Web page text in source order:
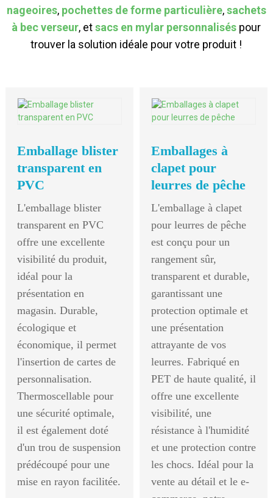
nageoires, pochettes de forme particulière,sachets
à bec verseur, etsacs en mylar personnalisés pour
trouver la solution idéale pour votre produit !
Emballage blister
transparent en
PVC
L'emballage blister
transparent en PVC
offre une excellente
visibilité du produit,
idéal pour la
présentation en
magasin. Durable,
écologique et
économique, il permet
l'insertion de cartes de
personnalisation.
Thermoscellable pour
une sécurité optimale,
il est également doté
d'un trou de suspension
prédécoupé pour une
mise en rayon facilitée.
Emballages à
clapet pour
leurres de pêche
L'emballage à clapet
pour leurres de pêche
est conçu pour un
rangement sûr,
transparent et durable,
garantissant une
protection optimale et
une présentation
attrayante de vos
leurres. Fabriqué en
PET de haute qualité, il
offre une excellente
visibilité, une
résistance à l'humidité
et une protection contre
les chocs. Idéal pour la
vente au détail et le e-